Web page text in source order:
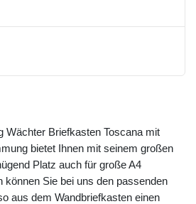
Wächter Briefkasten Toscana mit
bietet Ihnen mit seinem großen
Platz auch für große A4
können Sie bei uns den passenden
aus dem Wandbriefkasten einen